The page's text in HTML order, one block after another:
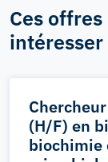
Ces
intéresser
(H/F) en
biochimie